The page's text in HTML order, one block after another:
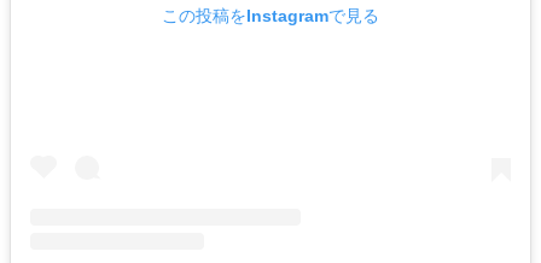
この投稿をInstagramで見る